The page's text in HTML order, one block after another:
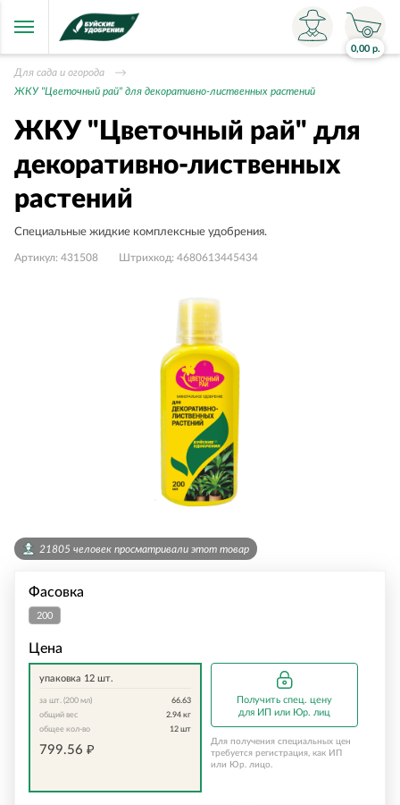
0,00р.
Для сада и огорода
ЖКУ "Цветочный рай" для декоративно-лиственных растений
ЖКУ "Цветочный рай" для
декоративно-лиственных
растений
Специальные жидкие комплексные удобрения.
Артикул: 431508 Штрихкод: 4680613445434
21805 человек просматривали этот товар
Фасовка
200
Цена
упаковка 12 шт.
за шт. (200 мл)
66.63
общий вес
2.94 кг
общее кол-во
12 шт
799.56 ₽
Получить спец. цену
для ИП или Юр. лиц
Для получения специальных цен
требуется регистрация, как ИП
или Юр. лицо.